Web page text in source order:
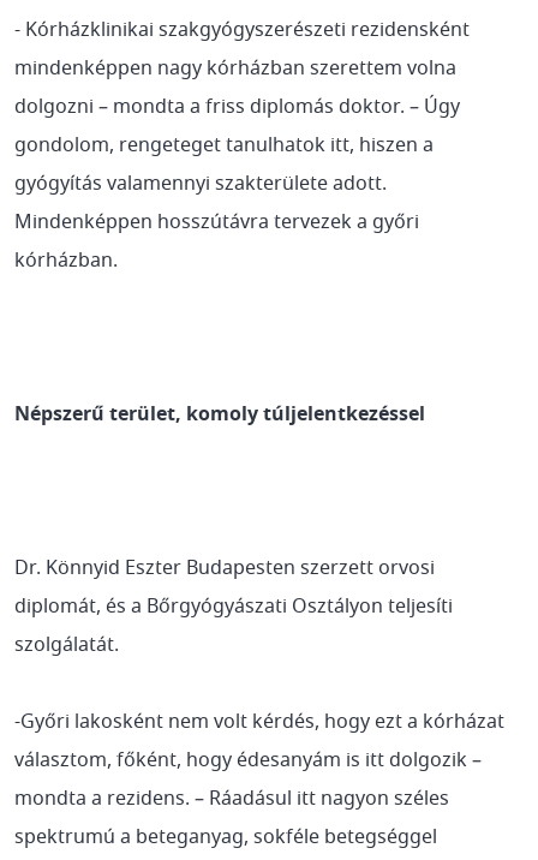
- Kórházklinikai szakgyógyszerészeti rezidensként
mindenképpen nagy kórházban szerettem volna
dolgozni – mondta a friss diplomás doktor. – Úgy
gondolom, rengeteget tanulhatok itt, hiszen a
gyógyítás valamennyi szakterülete adott.
Mindenképpen hosszútávra tervezek a győri
kórházban.
Népszerű terület, komoly túljelentkezéssel
Dr. Könnyid Eszter Budapesten szerzett orvosi
diplomát, és a Bőrgyógyászati Osztályon teljesíti
szolgálatát.
-Győri lakosként nem volt kérdés, hogy ezt a kórházat
választom, főként, hogy édesanyám is itt dolgozik –
mondta a rezidens. – Ráadásul itt nagyon széles
spektrumú a beteganyag, sokféle betegséggel